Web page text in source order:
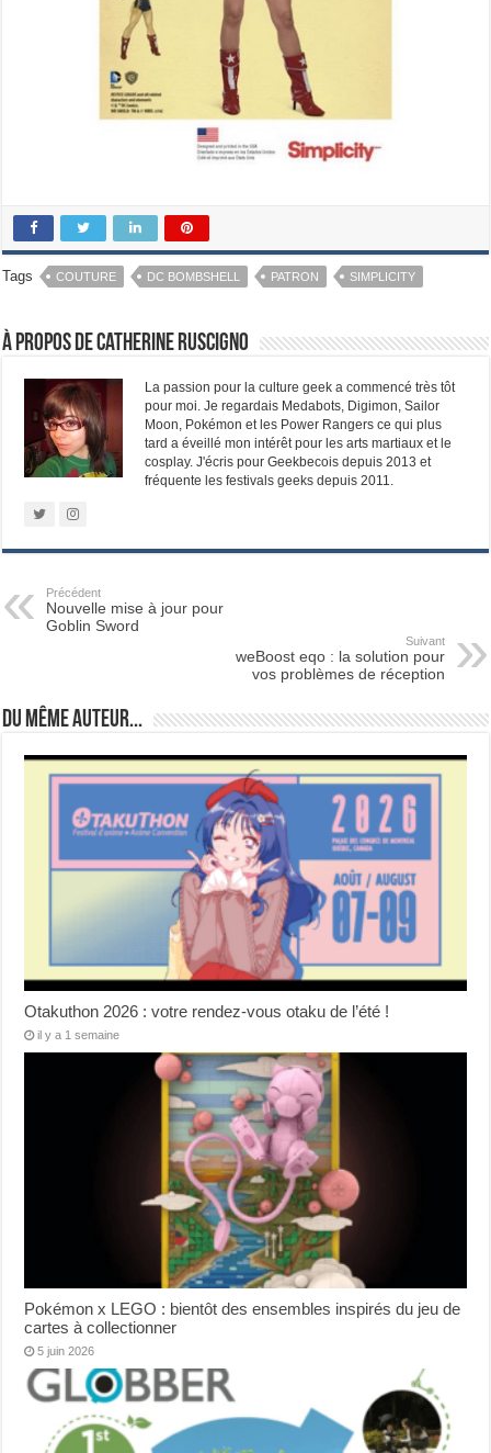
Tags COUTURE DC BOMBSHELL PATRON SIMPLICITY
À propos de Catherine Ruscigno
La passion pour la culture geek a commencé très tôt
pour moi. Je regardais Medabots, Digimon, Sailor
Moon, Pokémon et les Power Rangers ce qui plus
tard a éveillé mon intérêt pour les arts martiaux et le
cosplay. J'écris pour Geekbecois depuis 2013 et
fréquente les festivals geeks depuis 2011.
Précédent
Nouvelle mise à jour pour
Goblin Sword
Suivant
weBoost eqo : la solution pour
vos problèmes de réception
Du même auteur...
Otakuthon 2026 : votre rendez-vous otaku de l’été !
il y a 1 semaine
Pokémon x LEGO : bientôt des ensembles inspirés du jeu de
cartes à collectionner
5 juin 2026